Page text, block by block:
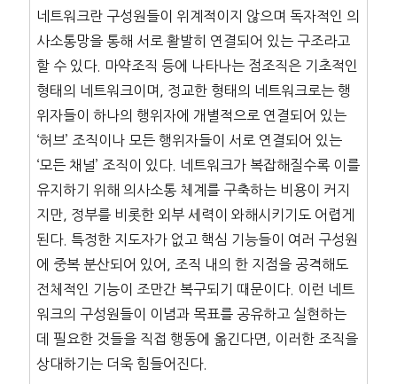
네트워크란 구성원들이 위계적이지 않으며 독자적인 의
사소통망을 통해 서로 활발히 연결되어 있는 구조라고
할 수 있다. 마약조직 등에 나타나는 점조직은 기초적인
형태의 네트워크이며, 정교한 형태의 네트워크로는 행
위자들이 하나의 행위자에 개별적으로 연결되어 있는
‘허브’ 조직이나 모든 행위자들이 서로 연결되어 있는
‘모든 채널’ 조직이 있다. 네트워크가 복잡해질수록 이를
유지하기 위해 의사소통 체계를 구축하는 비용이 커지
지만, 정부를 비롯한 외부 세력이 와해시키기도 어렵게
된다. 특정한 지도자가 없고 핵심 기능들이 여러 구성원
에 중복 분산되어 있어, 조직 내의 한 지점을 공격해도
전체적인 기능이 조만간 복구되기 때문이다. 이런 네트
워크의 구성원들이 이념과 목표를 공유하고 실현하는
데 필요한 것들을 직접 행동에 옮긴다면, 이러한 조직을
상대하기는 더욱 힘들어진다.